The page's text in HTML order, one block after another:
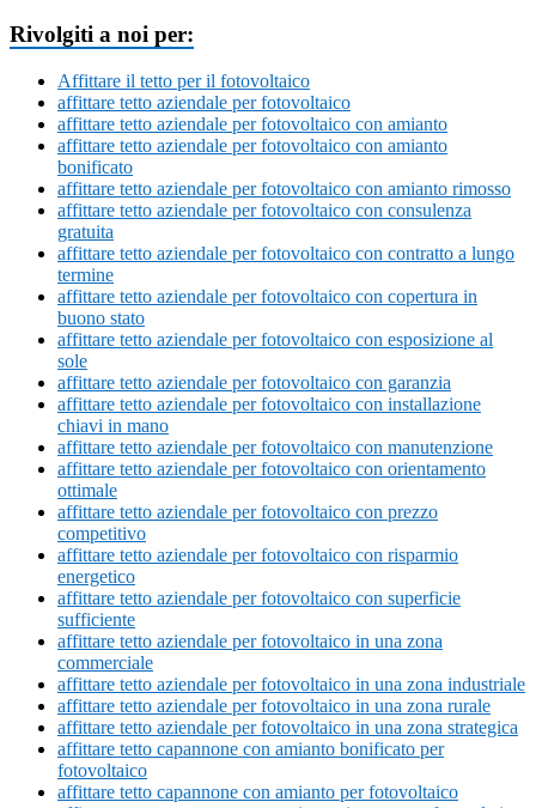
Rivolgiti a noi per:
Affittare il tetto per il fotovoltaico
affittare tetto aziendale per fotovoltaico
affittare tetto aziendale per fotovoltaico con amianto
affittare tetto aziendale per fotovoltaico con amianto
bonificato
affittare tetto aziendale per fotovoltaico con amianto rimosso
affittare tetto aziendale per fotovoltaico con consulenza
gratuita
affittare tetto aziendale per fotovoltaico con contratto a lungo
termine
affittare tetto aziendale per fotovoltaico con copertura in
buono stato
affittare tetto aziendale per fotovoltaico con esposizione al
sole
affittare tetto aziendale per fotovoltaico con garanzia
affittare tetto aziendale per fotovoltaico con installazione
chiavi in mano
affittare tetto aziendale per fotovoltaico con manutenzione
affittare tetto aziendale per fotovoltaico con orientamento
ottimale
affittare tetto aziendale per fotovoltaico con prezzo
competitivo
affittare tetto aziendale per fotovoltaico con risparmio
energetico
affittare tetto aziendale per fotovoltaico con superficie
sufficiente
affittare tetto aziendale per fotovoltaico in una zona
commerciale
affittare tetto aziendale per fotovoltaico in una zona industriale
affittare tetto aziendale per fotovoltaico in una zona rurale
affittare tetto aziendale per fotovoltaico in una zona strategica
affittare tetto capannone con amianto bonificato per
fotovoltaico
affittare tetto capannone con amianto per fotovoltaico